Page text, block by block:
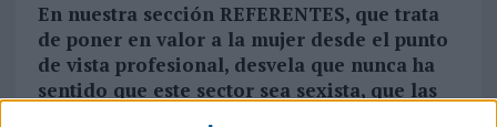
En nuestra sección REFERENTES, que trata
de poner en valor a la mujer desde el punto
de vista profesional, desvela que nunca ha
sentido que este sector sea sexista, que las